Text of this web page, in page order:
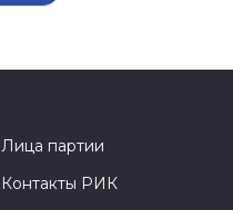
Лица партии
Контакты РИК